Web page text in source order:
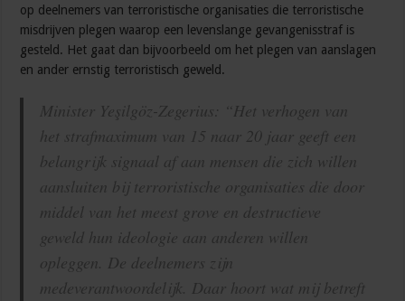
op deelnemers van terroristische organisaties die terroristische
misdrijven plegen waarop een levenslange gevangenisstraf is
gesteld. Het gaat dan bijvoorbeeld om het plegen van aanslagen
en ander ernstig terroristisch geweld.
Minister Yeşilgöz-Zegerius: “Het verhogen van
het strafmaximum van 15 naar 20 jaar geeft een
belangrijk signaal af aan mensen die zich willen
aansluiten bij terroristische organisaties die door
middel van het meest grove en destructieve
geweld hun ideologie aan anderen willen
opleggen. De deelnemers zijn
medeverantwoordelijk. Daar hoort wat mij betreft